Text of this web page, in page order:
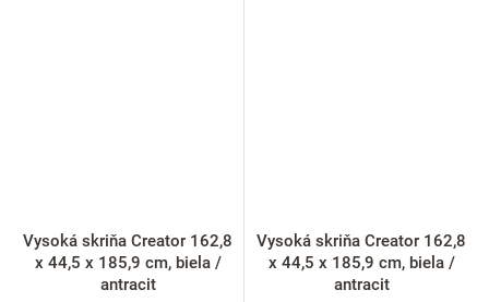
Vysoká skriňa Creator 162,8
x 44,5 x 185,9 cm, biela /
antracit
Vysoká skriňa Creator 162,8
x 44,5 x 185,9 cm, biela /
antracit